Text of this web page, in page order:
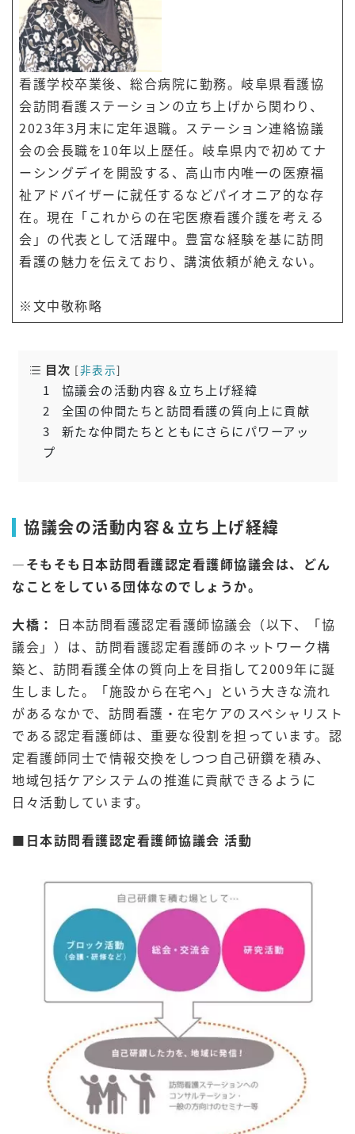
看護学校卒業後、総合病院に勤務。岐阜県看護協
会訪問看護ステーションの立ち上げから関わり、
2023年3月末に定年退職。ステーション連絡協議
会の会長職を10年以上歴任。岐阜県内で初めてナ
ーシングデイを開設する、高山市内唯一の医療福
祉アドバイザーに就任するなどパイオニア的な存
在。現在「これからの在宅医療看護介護を考える
会」の代表として活躍中。豊富な経験を基に訪問
看護の魅力を伝えており、講演依頼が絶えない。
※文中敬称略
目次 [非表示]
1
協議会の活動内容＆立ち上げ経緯
2
全国の仲間たちと訪問看護の質向上に貢献
3
新たな仲間たちとともにさらにパワーアッ
プ
協議会の活動内容＆立ち上げ経緯
―そもそも日本訪問看護認定看護師協議会は、どん
なことをしている団体なのでしょうか。
大橋：
日本訪問看護認定看護師協議会（以下、「協
議会」）は、訪問看護認定看護師のネットワーク構
築と、訪問看護全体の質向上を目指して2009年に誕
生しました。「施設から在宅へ」という大きな流れ
があるなかで、訪問看護・在宅ケアのスペシャリスト
である認定看護師は、重要な役割を担っています。認
定看護師同士で情報交換をしつつ自己研鑽を積み、
地域包括ケアシステムの推進に貢献できるように
日々活動しています。
■日本訪問看護認定看護師協議会 活動